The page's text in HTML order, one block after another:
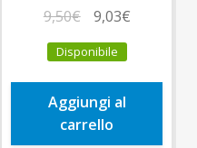
9,50€
prezzo
originale
era:
9,50€.
9,03€Il
è:
Disponibile
Aggiungi al
carrello